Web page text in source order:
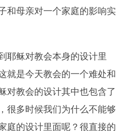
和母亲对一个家庭的影响实
耶稣对教会本身的设计里
就是今天教会的一个难处和
对教会的设计其中也包含了
很多时候我们为什么不能够
庭的设计里面呢？很直接的